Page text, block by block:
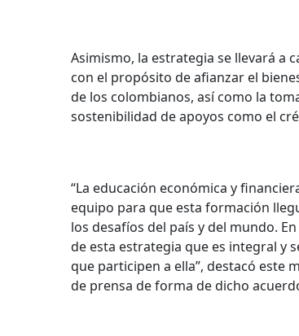
Asimismo, la estrategia se llevará a
con el propósito de afianzar el
de los colombianos, así como la
sostenibilidad de apoyos como el
“La educación económica y
equipo para que esta formación
los desafíos del país y del mundo.
de esta estrategia que es integral y
que participen a ella”, destacó este
de prensa de forma de dicho